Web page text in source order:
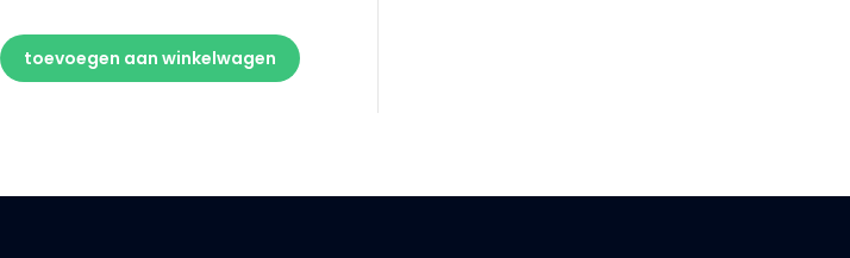
toevoegen aan winkelwagen